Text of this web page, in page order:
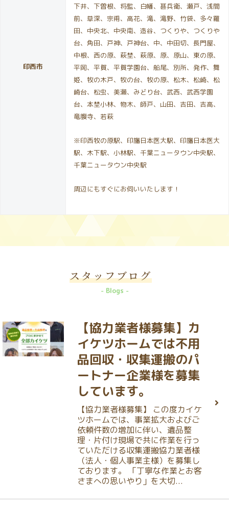
印西市
下井、下曽根、将監、白幡、甚兵衛、瀬戸、浅間
前、草深、宗甫、高花、滝、滝野、竹袋、多々羅
田、中央北、中央南、造谷、つくりや、つくりや
台、角田、戸神、戸神台、中、中田切、長門屋、
中根、西の原、萩埜、萩原、原、原山、東の原、
平岡、平賀、平賀学園台、船尾、別所、発作、舞
姫、牧の木戸、牧の台、牧の原、松木、松崎、松
崎台、松虫、美瀬、みどり台、武西、武西学園
台、本埜小林、物木、師戸、山田、吉田、吉高、
竜腹寺、若萩
※印西牧の原駅、印旛日本医大駅、印旛日本医大
駅、木下駅、小林駅、千葉ニュータウン中央駅、
千葉ニュータウン中央駅
周辺にもすぐにお伺いいたします！
スタッフブログ
Blogs
【協力業者様募集】カ
イケツホームでは不用
品回収・収集運搬のパ
ートナー企業様を募集
しています。
【協力業者様募集】 この度カイケ
ツホームでは、事業拡大およびご
依頼件数の増加に伴い、遺品整
理・片付け現場で共に作業を行っ
ていただける収集運搬協力業者様
（法人・個人事業主様）を募集し
ております。 「丁寧な作業とお客
さまへの思いやり」を大切...